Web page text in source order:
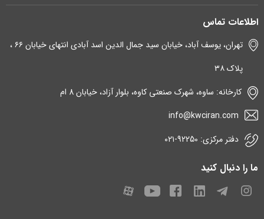
اطلاعات تماس
تهران، یوسف آباد، خیابان سید جمال الدین اسد آبادی انتهای خیابان ۶۶ ،
پلاک ۳۸
کارخانه: ساوه، شهرک صنعتی کاوه، بلوار آزاد، خیابان 8 ام
info@kwciran.com
دفتر مرکزی: 92250-۰۲۱
ما را دنبال کنید